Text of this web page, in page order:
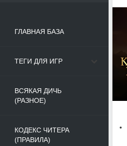
ГЛАВНАЯ БАЗА
ТЕГИ ДЛЯ ИГР
ВСЯКАЯ ДИЧЬ
(РАЗНОЕ)
КОДЕКС ЧИТЕРА
(ПРАВИЛА)